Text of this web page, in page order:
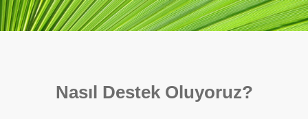
Nasıl Destek Oluyoruz?